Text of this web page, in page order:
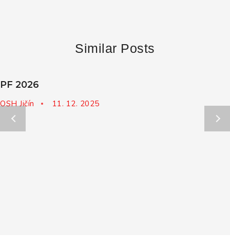
Similar Posts
PF 2026
OSH Jičín 11. 12. 2025